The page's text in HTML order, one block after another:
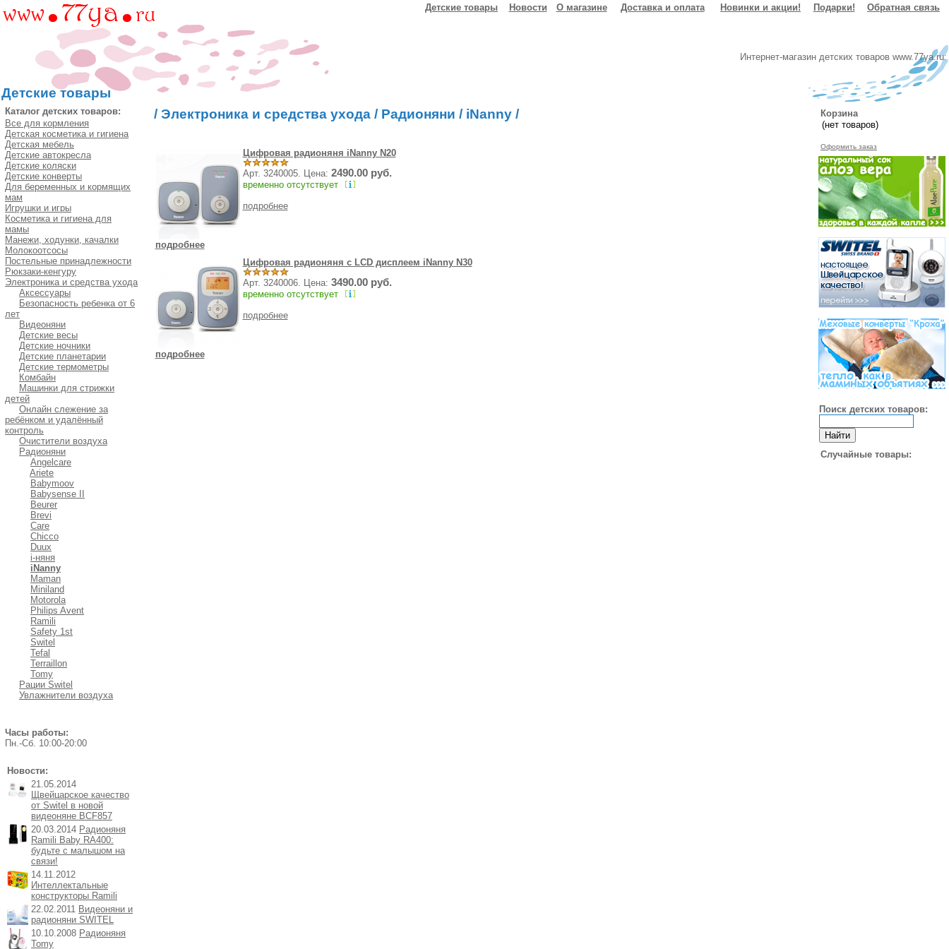
Детские товары
Детские товары Новости О магазине Доставка и оплата Новинки и акции! Подарки! Обратная связь
Интернет-магазин детских товаров www.77ya.ru:
Каталог детских товаров:
Все для кормления
Детская косметика и гигиена
Детская мебель
Детские автокресла
Детские коляски
Детские конверты
Для беременных и кормящих
мам
Игрушки и игры
Косметика и гигиена для
мамы
Манежи, ходунки, качалки
Молокоотсосы
Постельные принадлежности
Рюкзаки-кенгуру
Электроника и средства ухода
Аксессуары
Безопасность ребенка от 6
лет
Видеоняни
Детские весы
Детские ночники
Детские планетарии
Детские термометры
Комбайн
Машинки для стрижки
детей
Онлайн слежение за
ребёнком и удалённый
контроль
Очистители воздуха
Радионяни
Angelcare
Ariete
Babymoov
Babysense II
Beurer
Brevi
Care
Chicco
Duux
i-няня
iNanny
Maman
Miniland
Motorola
Philips Avent
Ramili
Safety 1st
Switel
Tefal
Terraillon
Tomy
Рации Switel
Увлажнители воздуха
Часы работы:
Пн.-Cб. 10:00-20:00
Новости:
21.05.2014
Щвейцарское качество
от Switel в новой
видеоняне BCF857
20.03.2014 Радионяня
Ramili Baby RA400:
будьте с малышом на
связи!
14.11.2012
Интеллектальные
конструкторы Ramili
22.02.2011 Видеоняни и
радионяни SWITEL
10.10.2008 Радионяня
Tomy
/ Электроника и средства ухода/ Радионяни / iNanny/
подробнее
Цифровая радионяня iNanny N20
Арт. 3240005. Цена: 2490.00 руб.
временно отсутствует
подробнее
подробнее
Цифровая радионяня с LCD дисплеем iNanny N30
Арт. 3240006. Цена: 3490.00 руб.
временно отсутствует
подробнее
Корзина
Оформить заказ
Поиск детских товаров:
Случайные товары: